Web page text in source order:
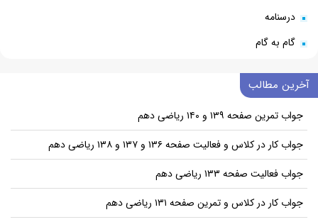
درسنامه
گام به گام
آخرین مطالب
جواب تمرین صفحه ۱۳۹ و ۱۴۰ ریاضی دهم
جواب کار در کلاس و فعالیت صفحه ۱۳۶ و ۱۳۷ و ۱۳۸ ریاضی دهم
جواب فعالیت صفحه ۱۳۳ ریاضی دهم
جواب کار در کلاس و تمرین صفحه ۱۳۱ ریاضی دهم